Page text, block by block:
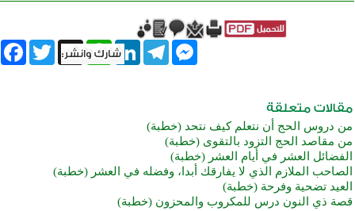
Twitter X
WhatsAppLinkedInTelegram
Messenger
من دروس الحج أن نتعلم كيف نتحد (خطبة)
من مقاصد الحج التزود بالتقوى (خطبة)
الفضائل العشر في أيام العشر (خطبة)
الصاحب الملازم الذي لا يفارقك أبدا، وفضله في العشر (خطبة)
العيد تضحية وفرحة (خطبة)
قصة ذي النون درس للمكروب والمحزون (خطبة)